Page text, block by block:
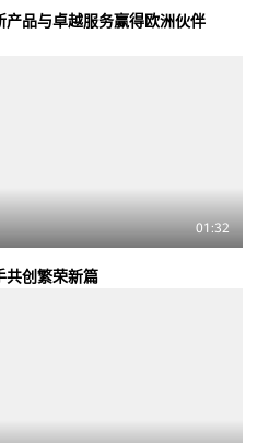
产品与卓越服务赢得欧洲伙伴
01:32
共创繁荣新篇